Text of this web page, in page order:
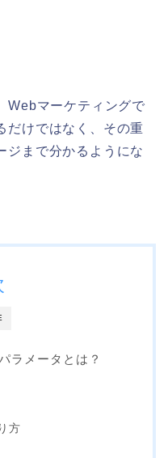
Webマーケティングで
だけではなく、その重
ジまで分かるようにな
ラメータとは？
方